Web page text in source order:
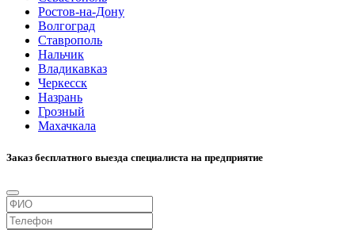
Ростов-на-Дону
Волгоград
Ставрополь
Нальчик
Владикавказ
Черкесск
Назрань
Грозный
Махачкала
Заказ бесплатного выезда специалиста на предприятие